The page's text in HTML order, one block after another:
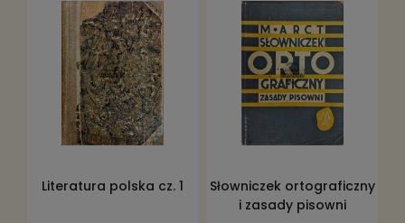
Literatura polska cz. 1
Słowniczek ortograficzny
i zasady pisowni